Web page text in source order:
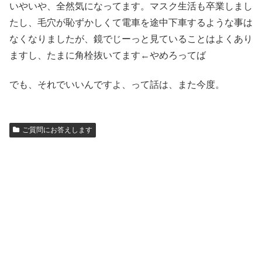
いやいや、全然気になってます。マスク生活も卒業しまし
たし、毛穴が恥ずかしくて電車を途中下車するような事は
なくなりましたが、鏡でじーっと見ていることはよくあり
ますし、たまに角栓抜いてます←やめろってば
でも、それでいいんですよ、って話は、また今度。
ご質問にお答えします